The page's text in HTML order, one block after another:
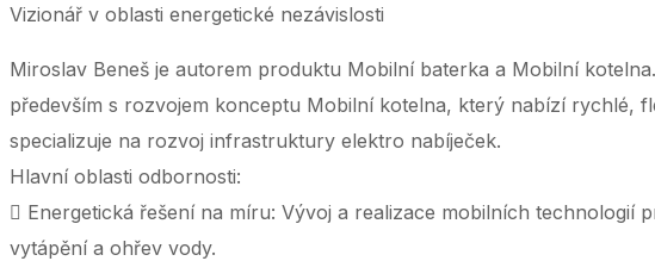
Vizionář v oblasti energetické nezávislosti
Miroslav Beneš je autorem produktu Mobilní baterka a Mobilní
především s rozvojem konceptu Mobilní kotelna, který nabízí rychlé,
specializuje na rozvoj infrastruktury elektro nabíječek.
Hlavní oblasti odbornosti:
 Energetická řešení na míru: Vývoj a realizace mobilních technologií
vytápění a ohřev vody.